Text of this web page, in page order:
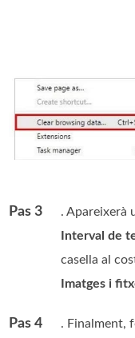
Pas 3
. Apareixerà
Interval de
casella al
Imatges i
Pas 4 . Finalment,